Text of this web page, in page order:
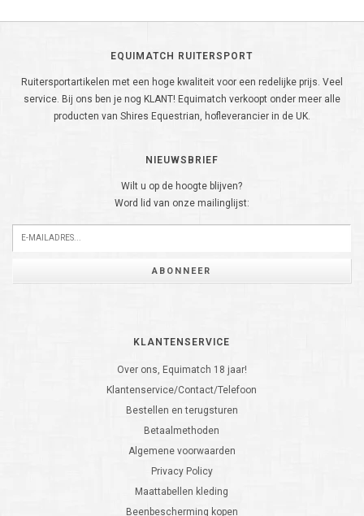
EQUIMATCH RUITERSPORT
Ruitersportartikelen met een hoge kwaliteit voor een redelijke prijs. Veel
service. Bij ons ben je nog KLANT! Equimatch verkoopt onder meer alle
producten van Shires Equestrian, hofleverancier in de UK.
NIEUWSBRIEF
Wilt u op de hoogte blijven?
Word lid van onze mailinglijst:
ABONNEER
KLANTENSERVICE
Over ons, Equimatch 18 jaar!
Klantenservice/Contact/Telefoon
Bestellen en terugsturen
Betaalmethoden
Algemene voorwaarden
Privacy Policy
Maattabellen kleding
Beenbescherming kopen